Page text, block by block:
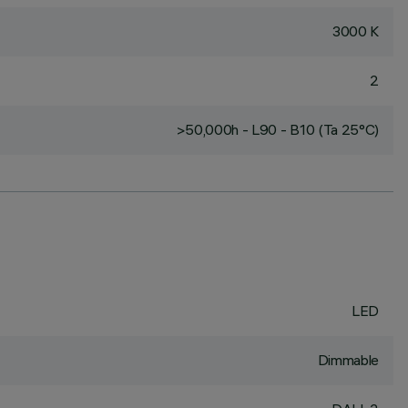
3000 K
2
>50,000h - L90 - B10 (Ta 25°C)
LED
Dimmable